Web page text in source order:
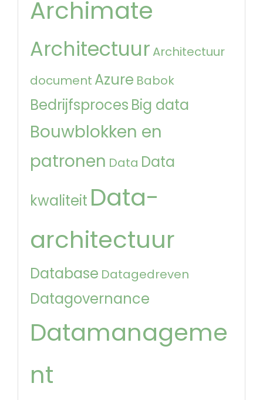
Archimate
Architectuur Architectuur
document Azure Babok
Bedrijfsproces Big data
Bouwblokken en
patronen Data Data
kwaliteit Data-
architectuur
Database Datagedreven
Datagovernance
Datamanageme
nt